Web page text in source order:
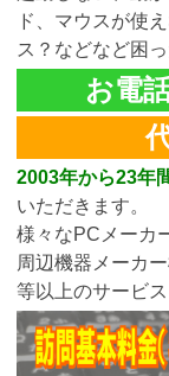
ド、マウスが使
ス？などなど困
お電
2003年から23年
いただきます。
様々なPCメーカ
周辺機器メーカ
等以上のサービ